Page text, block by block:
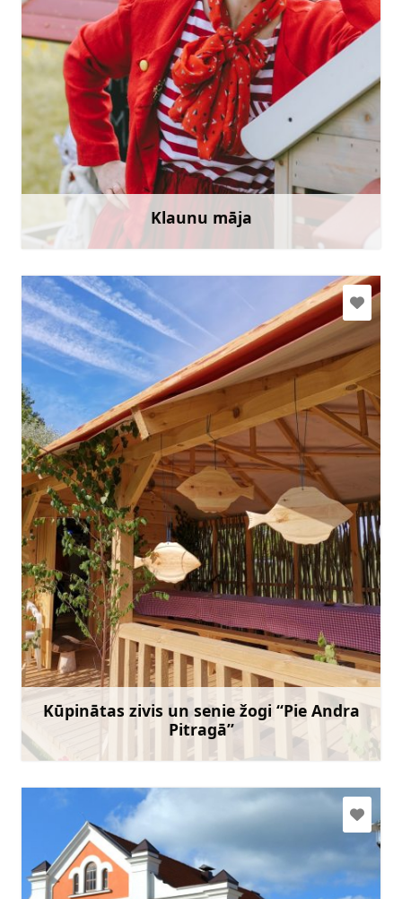
Klaunu māja
ilze2009@inbox.lv
+371 28795187
Doties
Uzzināt vairāk
Kūpinātas zivis un senie žogi “Pie Andra
Pitragā”
andrisantmanis@inbox.lv
+371 26493087
Uzzināt vairāk